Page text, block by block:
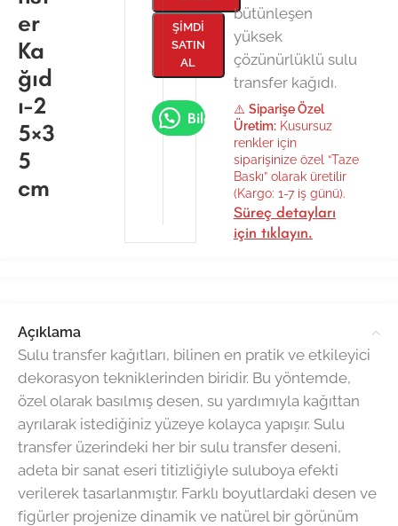
er
Ka
ğıd
ı-2
5×3
5
cm
ŞIMDI
SATIN
AL
Bilgi Al
bütünleşen
yüksek
çözünürlüklü sulu
transfer kağıdı.
⚠️ Siparişe Özel
Üretim:Kusursuz
renkler için
siparişinize özel “Taze
Baskı” olarak üretilir
(Kargo: 1-7 iş günü).
Süreç detayları
için tıklayın.
Açıklama
Sulu transfer kağıtları, bilinen en pratik ve etkileyici
dekorasyon tekniklerinden biridir. Bu yöntemde,
özel olarak basılmış desen, su yardımıyla kağıttan
ayrılarak istediğiniz yüzeye kolayca yapışır. Sulu
transfer üzerindeki her bir sulu transfer deseni,
adeta bir sanat eseri titizliğiyle suluboya efekti
verilerek tasarlanmıştır. Farklı boyutlardaki desen ve
figürler projenize dinamik ve natürel bir görünüm